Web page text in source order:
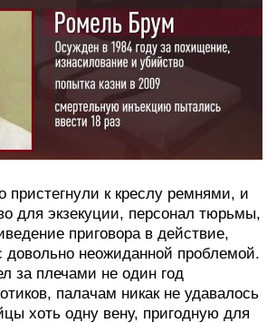
пристегнули к креслу ремнями, и
для экзекуции, персонал тюрьмы,
приговора в действие,
довольно неожиданной проблемой.
за плечами не один год
палачам никак не удавалось
хоть одну вену, пригодную для